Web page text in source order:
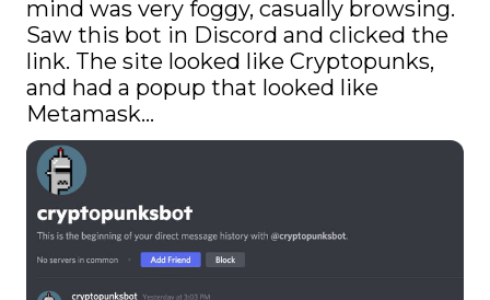
mind was very foggy, casually browsing.
Saw this bot in Discord and clicked the
link. The site looked like Cryptopunks,
and had a popup that looked like
Metamask…